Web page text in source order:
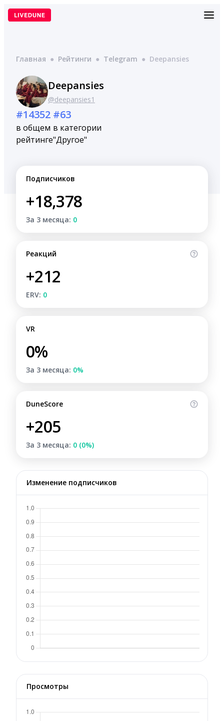
Перейти
Главная ● Рейтинги ● Telegram ● Deepansies
Deepansies
@deepansies1
#14352
в общем
рейтинге
#63
в категории
"Другое"
Подписчиков
+18,378
За 3 месяца: 0
Реакций
+212
ERV: 0
VR
0%
За 3 месяца: 0%
DuneScore
+205
За 3 месяца: 0 (0%)
Изменение подписчиков
Просмотры